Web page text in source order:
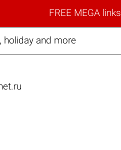
FREE MEGA links
and more